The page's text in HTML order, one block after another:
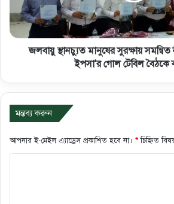
জলবায়ু স্থানচ্যুত মানুষের সুরক্ষায়
ইপসা'র গোল টেবিল বৈঠকে
মন্তব্য করুন
আপনার ই-মেইল এ্যাড্রেস প্রকাশিত হবে না। *চিহ্নিত